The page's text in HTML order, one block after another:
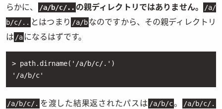
らかに、
/a/b/c/.. の親ディレクトリではありません。 /a/
b/c/.. とはつまり /a/bなのですから、その親ディレクトリ
は /a になるはずです。
> path.dirname('/a/b/c/.')
'/a/b/c'
/a/b/c/. を渡した結果返されたパスは /a/b/c。 /a/b/c/.